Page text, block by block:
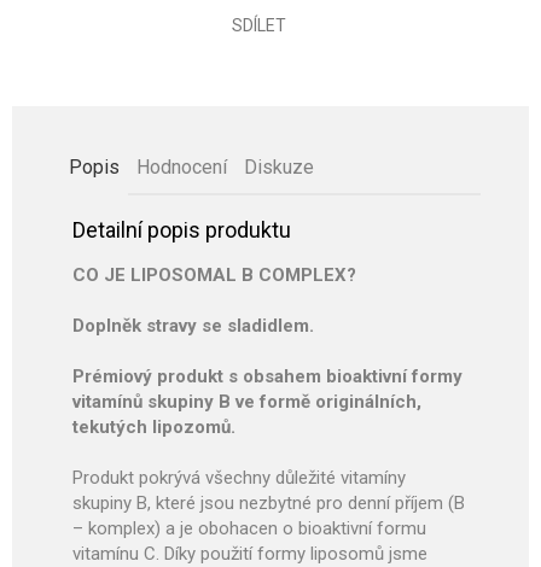
SDÍLET
Popis Hodnocení Diskuze
Detailní popis produktu
CO JE LIPOSOMAL B COMPLEX?
Doplněk stravy se sladidlem.
Prémiový produkt s obsahem bioaktivní formy
vitamínů skupiny B ve formě originálních,
tekutých lipozomů.
Produkt pokrývá všechny důležité vitamíny
skupiny B, které jsou nezbytné pro denní příjem (B
– komplex) a je obohacen o bioaktivní formu
vitamínu C. Díky použití formy liposomů jsme